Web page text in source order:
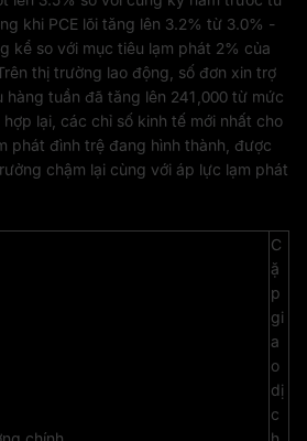
khi PCE lõi tăng lên 3.2% từ 3.0% -
kể so với mục tiêu lạm phát 2% của
thị trường lao động, số đơn xin trợ
hàng tuần đã tăng lên 241,000 từ mức
lại, các chỉ số kinh tế mới nhất cho
phát đình trệ đang hình thành, được
chậm lại cùng với áp lực lạm phát
C
ặ
p
gi
a
o
dị
c